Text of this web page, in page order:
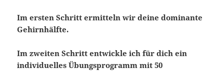
Im ersten Schritt ermitteln wir deine dominante
Gehirnhälfte.
Im zweiten Schritt entwickle ich für dich ein
individuelles Übungsprogramm mit 50